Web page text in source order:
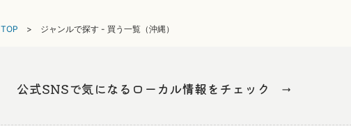
TOP ジャンルで探す - 買う一覧（沖縄）
公式SNSで気になるローカル情報をチェック →